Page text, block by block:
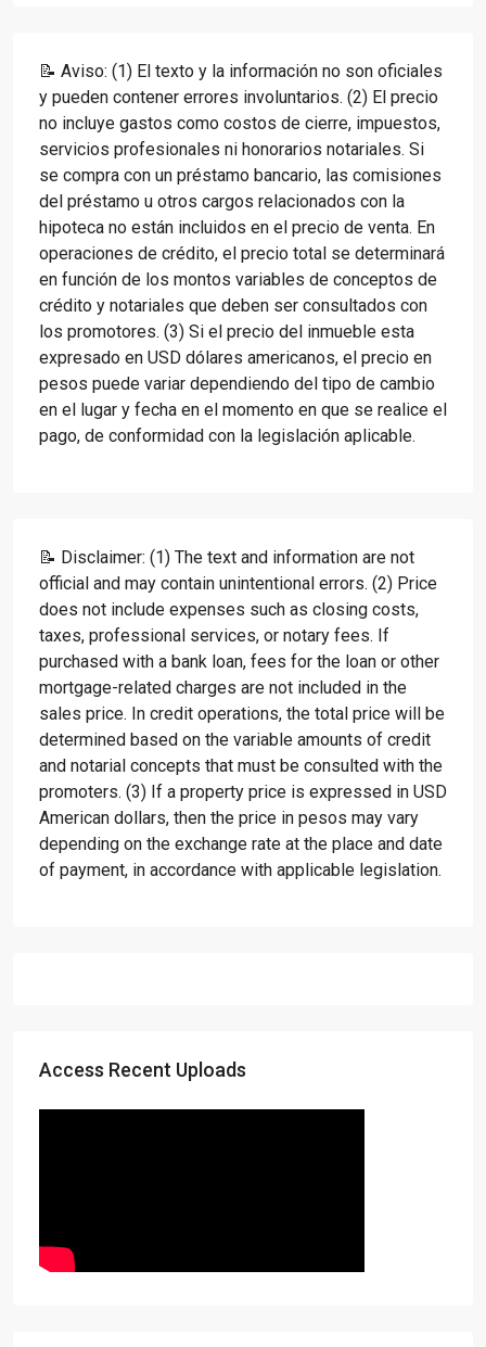
📝 Aviso: (1) El texto y la información no son oficiales
y pueden contener errores involuntarios. (2) El precio
no incluye gastos como costos de cierre, impuestos,
servicios profesionales ni honorarios notariales. Si
se compra con un préstamo bancario, las comisiones
del préstamo u otros cargos relacionados con la
hipoteca no están incluidos en el precio de venta. En
operaciones de crédito, el precio total se determinará
en función de los montos variables de conceptos de
crédito y notariales que deben ser consultados con
los promotores. (3) Si el precio del inmueble esta
expresado en USD dólares americanos, el precio en
pesos puede variar dependiendo del tipo de cambio
en el lugar y fecha en el momento en que se realice el
pago, de conformidad con la legislación aplicable.
📝 Disclaimer: (1) The text and information are not
official and may contain unintentional errors. (2) Price
does not include expenses such as closing costs,
taxes, professional services, or notary fees. If
purchased with a bank loan, fees for the loan or other
mortgage-related charges are not included in the
sales price. In credit operations, the total price will be
determined based on the variable amounts of credit
and notarial concepts that must be consulted with the
promoters. (3) If a property price is expressed in USD
American dollars, then the price in pesos may vary
depending on the exchange rate at the place and date
of payment, in accordance with applicable legislation.
Access Recent Uploads